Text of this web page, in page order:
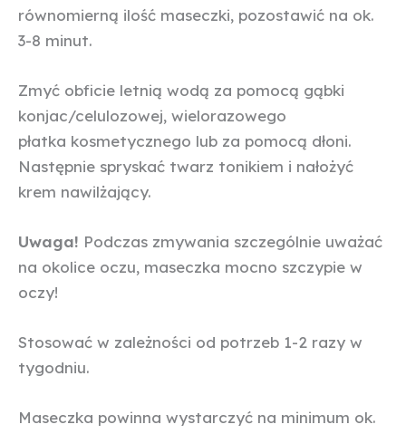
równomierną ilość maseczki, pozostawić na ok.
3-8 minut.
Zmyć obficie letnią wodą za pomocą gąbki
konjac/celulozowej, wielorazowego
płatka kosmetycznego lub za pomocą dłoni.
Następnie spryskać twarz tonikiem i nałożyć
krem nawilżający.
Uwaga! Podczas zmywania szczególnie uważać
na okolice oczu, maseczka mocno szczypie w
oczy!
Stosować w zależności od potrzeb 1-2 razy w
tygodniu.
Maseczka powinna wystarczyć na minimum ok.